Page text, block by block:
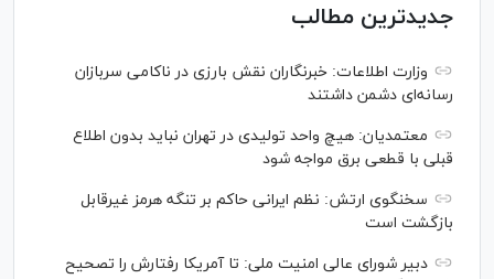
جدیدترین مطالب
وزارت اطلاعات: خبرنگاران نقش بارزی در ناکامی سربازان
رسانه‌ای دشمن داشتند
معتمدیان: هیچ واحد تولیدی در تهران نباید بدون اطلاع
قبلی با قطعی برق مواجه شود
سخنگوی ارتش: نظم ایرانی حاکم بر تنگه هرمز غیرقابل
بازگشت است
دبیر شورای عالی امنیت ملی: تا آمریکا رفتارش را تصحیح